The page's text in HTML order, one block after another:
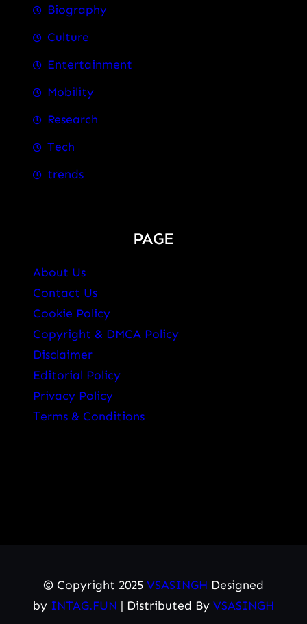
Biography
Culture
Entertainment
Mobility
Research
Tech
trends
PAGE
About Us
Contact Us
Cookie Policy
Copyright & DMCA Policy
Disclaimer
Editorial Policy
Privacy Policy
Terms & Conditions
© Copyright 2025 VSASINGH Designed
by INTAG.FUN | Distributed By VSASINGH